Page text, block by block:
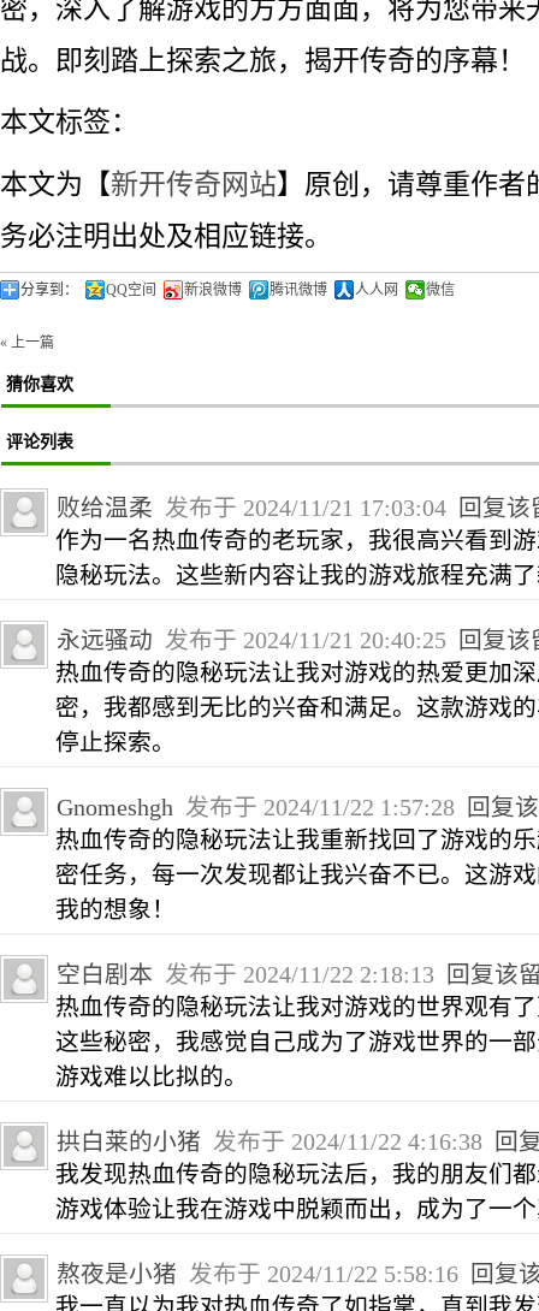
密，深入了解游戏的方方面面，将为您带来
战。即刻踏上探索之旅，揭开传奇的序幕！
本文标签：
本文为【新开传奇网站】原创，请尊重作者
务必注明出处及相应链接。
分享到： QQ空间 新浪微博 腾讯微博 人人网 微信
« 上一篇
猜你喜欢
评论列表
败给温柔 发布于 2024/11/21 17:03:04 回复该
作为一名热血传奇的老玩家，我很高兴看到
隐秘玩法。这些新内容让我的游戏旅程充满
永远骚动 发布于 2024/11/21 20:40:25
回复该
热血传奇的隐秘玩法让我对游戏的热爱更加
密，我都感到无比的兴奋和满足。这款游戏
停止探索。
Gnomeshgh 发布于 2024/11/22 1:57:28 回复
热血传奇的隐秘玩法让我重新找回了游戏的
密任务，每一次发现都让我兴奋不已。这游
我的想象！
空白剧本 发布于 2024/11/22 2:18:13
回复该
热血传奇的隐秘玩法让我对游戏的世界观有
这些秘密，我感觉自己成为了游戏世界的一
游戏难以比拟的。
拱白莱的小猪 发布于 2024/11/22 4:16:38 回
我发现热血传奇的隐秘玩法后，我的朋友们
游戏体验让我在游戏中脱颖而出，成为了一
熬夜是小猪 发布于 2024/11/22 5:58:16 回复